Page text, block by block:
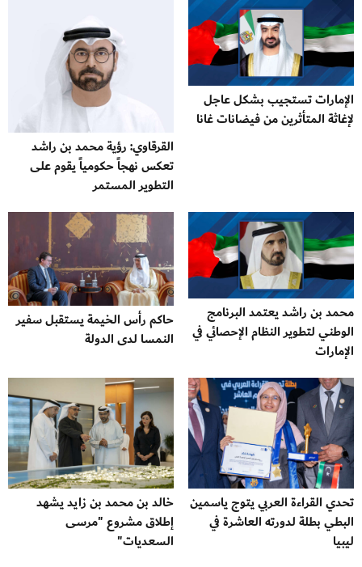
الإمارات تستجيب بشكل عاجل
لإغاثة المتأثرين من فيضانات غانا
القرقاوي: رؤية محمد بن راشد
تعكس نهجاً حكومياً يقوم على
التطوير المستمر
محمد بن راشد يعتمد البرنامج
الوطني لتطوير النظام الإحصائي في
الإمارات
حاكم رأس الخيمة يستقبل سفير
النمسا لدى الدولة
تحدي القراءة العربي يتوج ياسمين
البطي بطلة لدورته العاشرة في
ليبيا
خالد بن محمد بن زايد يشهد
إطلاق مشروع "مرسى
السعديات"